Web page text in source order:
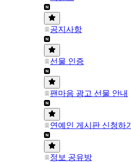
공지사항
선물 인증
팬마음 광고 선물 안내
연예인 게시판 신청하기
정보 공유방